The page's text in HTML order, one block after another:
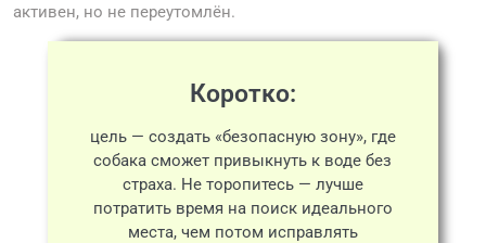
активен, но не переутомлён.
Коротко:
цель — создать «безопасную зону», где
собака сможет привыкнуть к воде без
страха. Не торопитесь — лучше
потратить время на поиск идеального
места, чем потом исправлять